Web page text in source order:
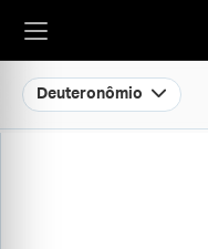
Deuteronômio